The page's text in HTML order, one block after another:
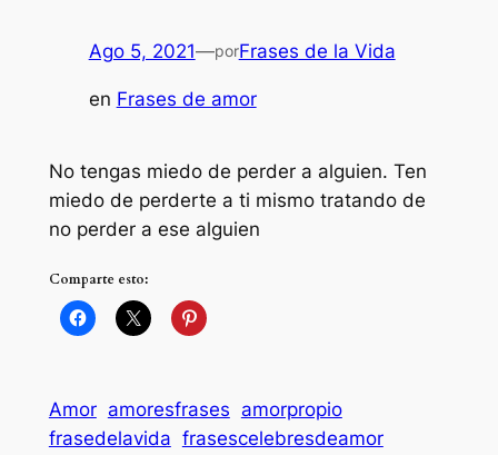
Ago 5, 2021—porFrases de la Vida
en Frases de amor
No tengas miedo de perder a alguien. Ten
miedo de perderte a ti mismo tratando de
no perder a ese alguien
Comparte esto:
Amor amoresfrases amorpropio
frasedelavida frasescelebresdeamor